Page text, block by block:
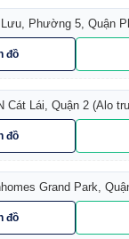
Phường 5, Quận
đồ
Cát Lái, Quận 2 (Alo
đồ
Grand Park,
đồ